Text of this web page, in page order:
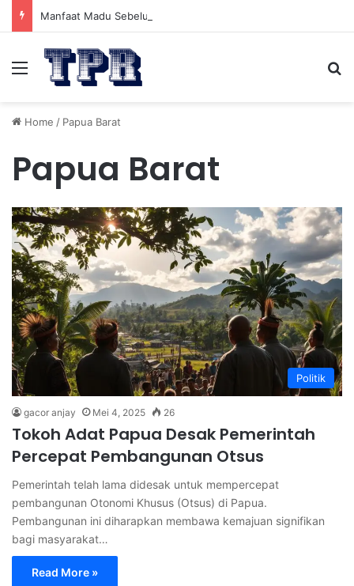
Manfaat Madu Sebelum Tidur: Meningkatkan Kesehatan
Menu
Home / Papua Barat
Papua Barat
Politik
gacor anjay Mei 4, 2025 26
Tokoh Adat Papua Desak Pemerintah
Percepat Pembangunan Otsus
Pemerintah telah lama didesak untuk mempercepat
pembangunan Otonomi Khusus (Otsus) di Papua.
Pembangunan ini diharapkan membawa kemajuan signifikan
bagi masyarakat…
Read More »